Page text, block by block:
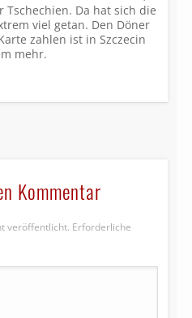
Tschechien. Da hat sich die
viel getan. Den Döner
zahlen ist in Szczecin
mehr.
Kommentar
veröffentlicht. Erforderliche